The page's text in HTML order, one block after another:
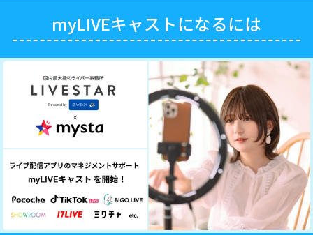
myLIVEキャストになるには